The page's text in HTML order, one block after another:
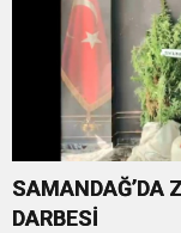
SAMANDAĞ’DA
DARBESİ